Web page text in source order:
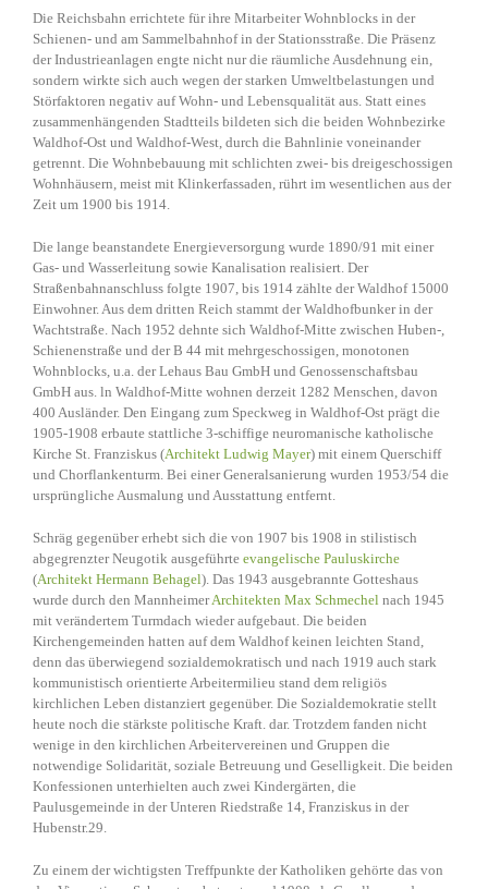
Die Reichsbahn errichtete für ihre Mitarbeiter Wohnblocks in der
Schienen- und am Sammelbahnhof in der Stationsstraße. Die Präsenz
der Industrieanlagen engte nicht nur die räumliche Ausdehnung ein,
sondern wirkte sich auch wegen der starken Umweltbelastungen und
Störfaktoren negativ auf Wohn- und Lebensqualität aus. Statt eines
zusammenhängenden Stadtteils bildeten sich die beiden Wohnbezirke
Waldhof-Ost und Waldhof-West, durch die Bahnlinie voneinander
getrennt. Die Wohnbebauung mit schlichten zwei- bis dreigeschossigen
Wohnhäusern, meist mit Klinkerfassaden, rührt im wesentlichen aus der
Zeit um 1900 bis 1914.
Die lange beanstandete Energieversorgung wurde 1890/91 mit einer
Gas- und Wasserleitung sowie Kanalisation realisiert. Der
Straßenbahnanschluss folgte 1907, bis 1914 zählte der Waldhof 15000
Einwohner. Aus dem dritten Reich stammt der Waldhofbunker in der
Wachtstraße. Nach 1952 dehnte sich Waldhof-Mitte zwischen Huben-,
Schienenstraße und der B 44 mit mehrgeschossigen, monotonen
Wohnblocks, u.a. der Lehaus Bau GmbH und Genossenschaftsbau
GmbH aus. ln Waldhof-Mitte wohnen derzeit 1282 Menschen, davon
400 Ausländer. Den Eingang zum Speckweg in Waldhof-Ost prägt die
1905-1908 erbaute stattliche 3-schiffige neuromanische katholische
Kirche St. Franziskus (Architekt Ludwig Mayer) mit einem Querschiff
und Chorflankenturm. Bei einer Generalsanierung wurden 1953/54 die
ursprüngliche Ausmalung und Ausstattung entfernt.
Schräg gegenüber erhebt sich die von 1907 bis 1908 in stilistisch
abgegrenzter Neugotik ausgeführte evangelische Pauluskirche
(Architekt Hermann Behagel). Das 1943 ausgebrannte Gotteshaus
wurde durch den MannheimerArchitekten Max Schmechel nach 1945
mit verändertem Turmdach wieder aufgebaut. Die beiden
Kirchengemeinden hatten auf dem Waldhof keinen leichten Stand,
denn das überwiegend sozialdemokratisch und nach 1919 auch stark
kommunistisch orientierte Arbeitermilieu stand dem religiös
kirchlichen Leben distanziert gegenüber. Die Sozialdemokratie stellt
heute noch die stärkste politische Kraft. dar. Trotzdem fanden nicht
wenige in den kirchlichen Arbeitervereinen und Gruppen die
notwendige Solidarität, soziale Betreuung und Geselligkeit. Die beiden
Konfessionen unterhielten auch zwei Kindergärten, die
Paulusgemeinde in der Unteren Riedstraße 14, Franziskus in der
Hubenstr.29.
Zu einem der wichtigsten Treffpunkte der Katholiken gehörte das von